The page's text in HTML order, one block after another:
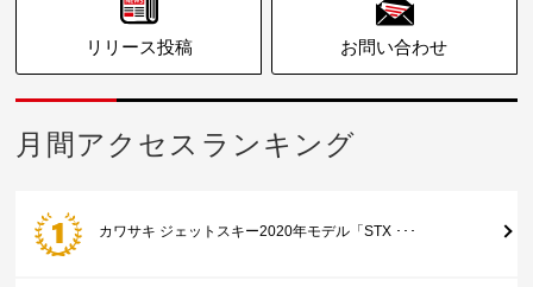
リリース投稿 お問い合わせ
月間アクセスランキング
カワサキ ジェットスキー2020年モデル「STX ･･･